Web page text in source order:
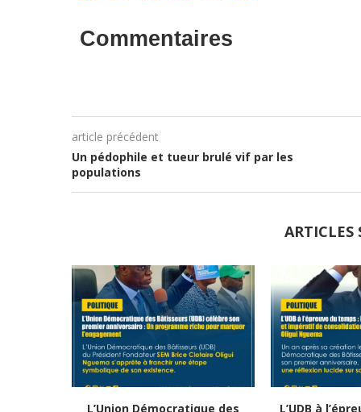
Commentaires
article précédent
Un pédophile et tueur brulé vif par les
populations
ARTICLES
L’Union Démocratique des
L’UDB à